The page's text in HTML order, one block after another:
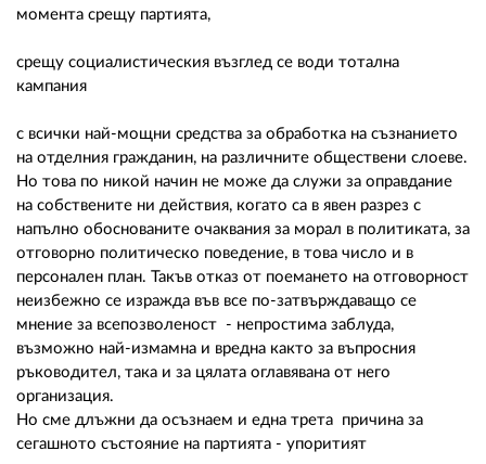
момента срещу партията,
срещу социалистическия възглед се води тотална
кампания
с всички най-мощни средства за обработка на съзнанието
на отделния гражданин, на различните обществени слоеве.
Но това по никой начин не може да служи за оправдание
на собствените ни действия, когато са в явен разрез с
напълно обоснованите очаквания за морал в политиката, за
отговорно политическо поведение, в това число и в
персонален план. Такъв отказ от поемането на отговорност
неизбежно се изражда във все по-затвърждаващо се
мнение за всепозволеност - непростима заблуда,
възможно най-измамна и вредна както за въпросния
ръководител, така и за цялата оглавявана от него
организация.
Но сме длъжни да осъзнаем и една трета причина за
сегашното състояние на партията - упоритият